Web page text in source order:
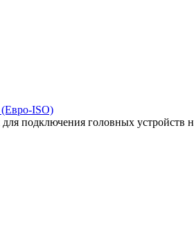
ISO)
подключения головных